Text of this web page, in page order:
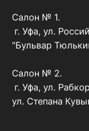
Салон № 1.
г. Уфа, ул.
"Бульвар
Салон № 2.
г. Уфа, ул.
ул. Степана